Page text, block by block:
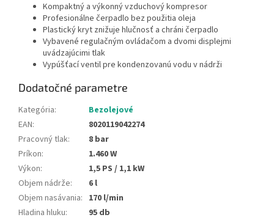
Kompaktný a výkonný vzduchový kompresor
Profesionálne čerpadlo bez použitia oleja
Plastický kryt znižuje hlučnosť a chráni čerpadlo
Vybavené regulačným ovládačom a dvomi displejmi
uvádzajúcimi tlak
Vypúšťací ventil pre kondenzovanú vodu v nádrži
Dodatočné parametre
Kategória:
Bezolejové
EAN:
8020119042274
Pracovný tlak:
8 bar
Príkon:
1.460 W
Výkon:
1,5 PS / 1,1 kW
Objem nádrže:
6 l
Objem nasávania: 170 l/min
Hladina hluku:
95 db